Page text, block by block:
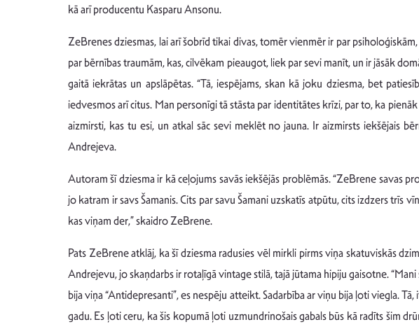
kā arī producentu Kasparu Ansonu.
ZeBrenes dziesmas, lai arī šobrīd tikai divas, tomēr vienmēr ir par
par bērnības traumām, kas, cilvēkam pieaugot, liek par sevi manīt, un ir jāsāk
gaitā iekrātas un apslāpētas. “Tā, iespējams, skan kā joku dziesma, bet
iedvesmos arī citus. Man personīgi tā stāsta par identitātes krīzi, par to, ka
aizmirsti, kas tu esi, un atkal sāc sevi meklēt no jauna. Ir aizmirsts iekšējais
Andrejeva.
Autoram šī dziesma ir kā ceļojums savās iekšējās problēmās. “ZeBrene savas
jo katram ir savs Šamanis. Cits par savu Šamani uzskatīs atpūtu, cits izdzers trīs
kas viņam der,” skaidro ZeBrene.
Pats ZeBrene atklāj, ka šī dziesma radusies vēl mirkli pirms viņa skatuviskās
Andrejevu, jo skaņdarbs ir rotaļīgā vintage stilā, tajā jūtama hipiju gaisotne.
bija viņa “Antidepresanti”, es nespēju atteikt. Sadarbība ar viņu bija ļoti viegla.
gadu. Es ļoti ceru, ka šis kopumā ļoti uzmundrinošais gabals būs kā radīts šim